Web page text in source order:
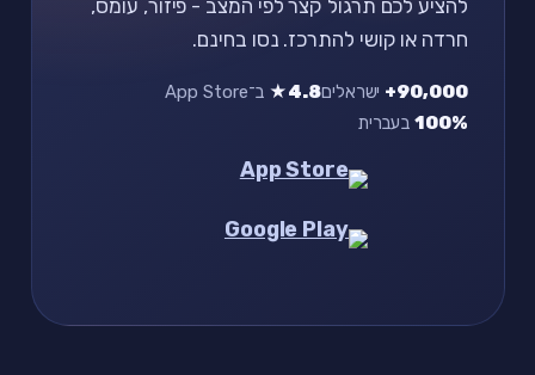
להציע לכם תרגול קצר לפי המצב - פיזור, עומס,
חרדה או קושי להתרכז. נסו בחינם.
90,000+ ישראלים4.8★
ב־App Store
100%בעברית